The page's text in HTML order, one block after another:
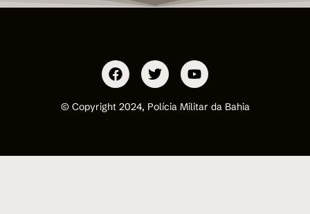
© Copyright 2024, Polícia Militar da Bahia